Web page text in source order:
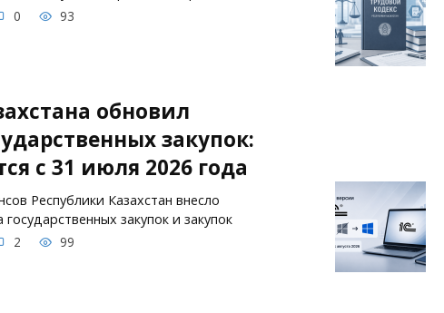
0 93
обновил
закупок:
с 31 июля 2026 года
Республики Казахстан внесло
закупок и закупок
2 99